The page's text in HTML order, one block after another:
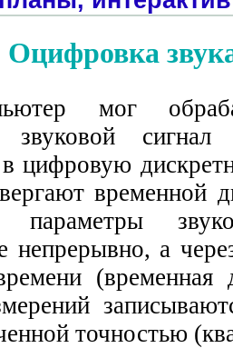
Оцифровка
мог
звуковой
в цифровую
временной
параметры
непрерывно, а
(временная
точностью